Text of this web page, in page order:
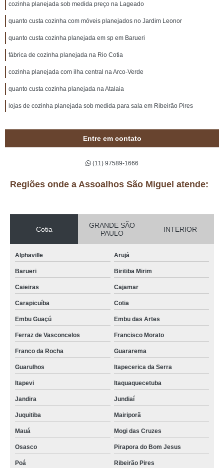
cozinha planejada sob medida preço na Lageado
quanto custa cozinha com móveis planejados no Jardim Leonor
quanto custa cozinha planejada em sp em Barueri
fábrica de cozinha planejada na Rio Cotia
cozinha planejada com ilha central na Arco-Verde
quanto custa cozinha planejada na Atalaia
lojas de cozinha planejada sob medida para sala em Ribeirão Pires
Entre em contato
(11) 97589-1666
Regiões onde a Assoalhos São Miguel atende:
Cotia
GRANDE SÃO
PAULO
INTERIOR
Alphaville Arujá
Barueri Biritiba Mirim
Caieiras Cajamar
Carapicuíba Cotia
Embu Guaçú Embu das Artes
Ferraz de Vasconcelos Francisco Morato
Franco da Rocha Guararema
Guarulhos Itapecerica da Serra
Itapevi Itaquaquecetuba
Jandira Jundiaí
Juquitiba Mairiporã
Mauá Mogi das Cruzes
Osasco Pirapora do Bom Jesus
Poá Ribeirão Pires